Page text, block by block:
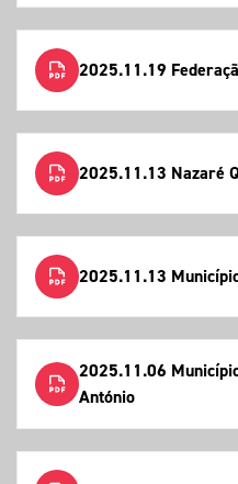
2025.11.19
2025.11.13 Nazaré
2025.11.13
2025.11.06
António